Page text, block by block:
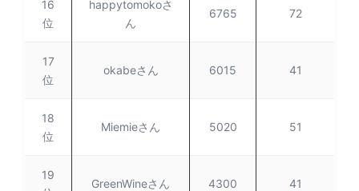
16
位
happytomokoさ
ん
6765 72
17
位
okabeさん 6015 41
18
位
Miemieさん 5020 51
19
GreenWineさん 4300 41